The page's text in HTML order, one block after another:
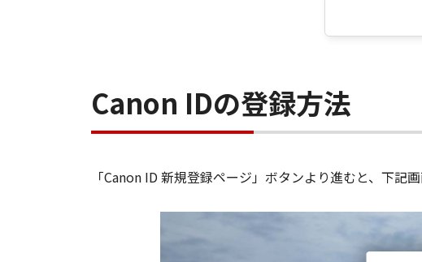
Canon IDの登録方法
「Canon ID 新規登録ページ」ボタンより進むと、下記画